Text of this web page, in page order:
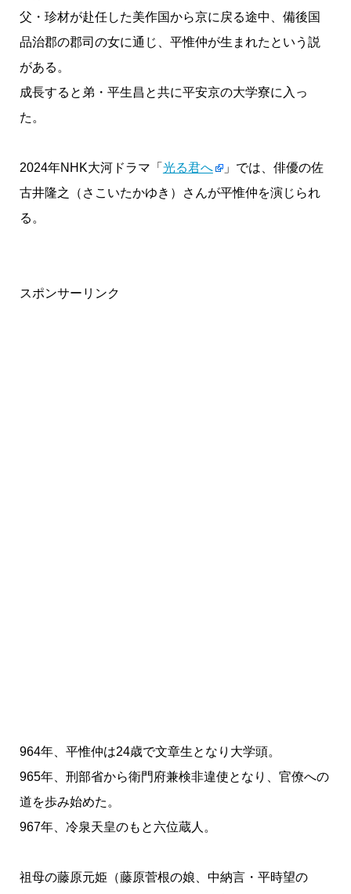
父・珍材が赴任した美作国から京に戻る途中、備後国
品治郡の郡司の女に通じ、平惟仲が生まれたという説
がある。
成長すると弟・平生昌と共に平安京の大学寮に入っ
た。
2024年NHK大河ドラマ「 光る君へ
」では、俳優の佐
古井隆之（さこいたかゆき）さんが平惟仲を演じられ
る。
スポンサーリンク
964年、平惟仲は24歳で文章生となり大学頭。
965年、刑部省から衛門府兼検非違使となり、官僚への
道を歩み始めた。
967年、冷泉天皇のもと六位蔵人。
祖母の藤原元姫（藤原菅根の娘、中納言・平時望の